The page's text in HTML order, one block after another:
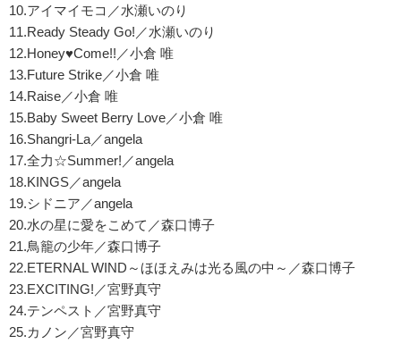
10.アイマイモコ／水瀬いのり
11.Ready Steady Go!／水瀬いのり
12.Honey♥Come!!／小倉 唯
13.Future Strike／小倉 唯
14.Raise／小倉 唯
15.Baby Sweet Berry Love／小倉 唯
16.Shangri-La／angela
17.全力☆Summer!／angela
18.KINGS／angela
19.シドニア／angela
20.水の星に愛をこめて／森口博子
21.鳥籠の少年／森口博子
22.ETERNAL WIND～ほほえみは光る風の中～／森口博子
23.EXCITING!／宮野真守
24.テンペスト／宮野真守
25.カノン／宮野真守